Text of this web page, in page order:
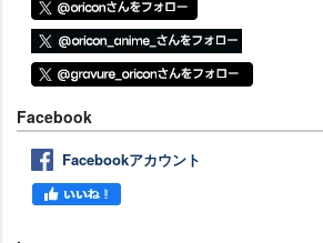
Facebook
Facebookアカウント